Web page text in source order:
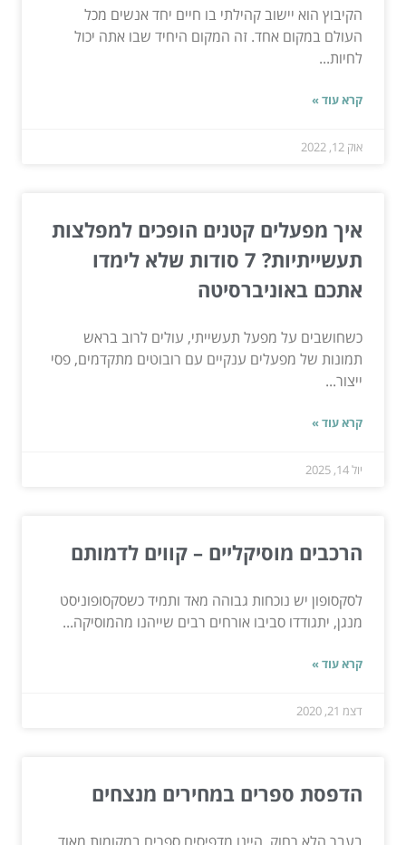
הקיבוץ הוא יישוב קהילתי בו חיים יחד אנשים מכל
העולם במקום אחד. זה המקום היחיד שבו אתה יכול
לחיות...
קרא עוד »
אוק 12, 2022
איך מפעלים קטנים הופכים למפלצות
תעשייתיות? 7 סודות שלא לימדו
אתכם באוניברסיטה
כשחושבים על מפעל תעשייתי, עולים לרוב בראש
תמונות של מפעלים ענקיים עם רובוטים מתקדמים, פסי
ייצור...
קרא עוד »
יול 14, 2025
הרכבים מוסיקליים – קווים לדמותם
לסקסופון יש נוכחות גבוהה מאד ותמיד כשסקסופוניסט
מנגן, יתגודדו סביבו אורחים רבים שייהנו מהמוסיקה...
קרא עוד »
דצמ 21, 2020
הדפסת ספרים במחירים מנצחים